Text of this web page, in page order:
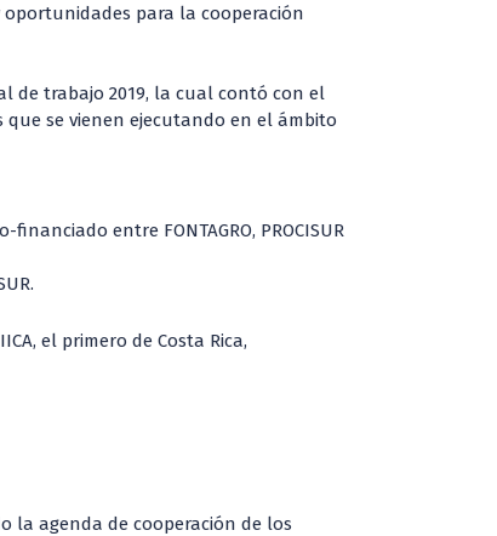
oportunidades para la cooperación
de trabajo 2019, la cual contó con el
se vienen ejecutando en el ámbito
entre FONTAGRO, PROCISUR
el primero de Costa Rica,
la agenda de cooperación de los